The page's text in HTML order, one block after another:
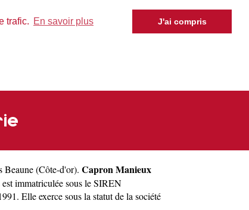
trafic. En savoir plus J'ai compris
Beaune(Côte-d'or). Capron Manieux
immatriculée sous le SIREN
Elle exerce sous la statut de la société